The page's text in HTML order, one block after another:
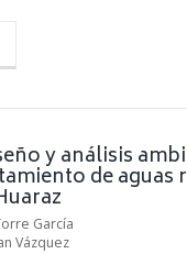
y análisis
de aguas
García
Vázquez